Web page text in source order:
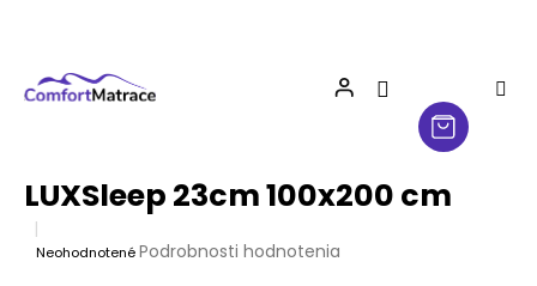
LUXSleep 23cm 100x200 cm
Priemerné
NeohodnotenéPodrobnosti hodnotenia